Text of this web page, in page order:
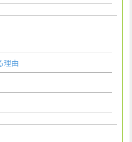
理由